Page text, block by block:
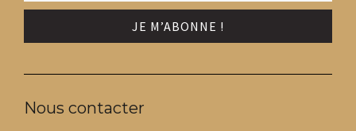
Nous contacter